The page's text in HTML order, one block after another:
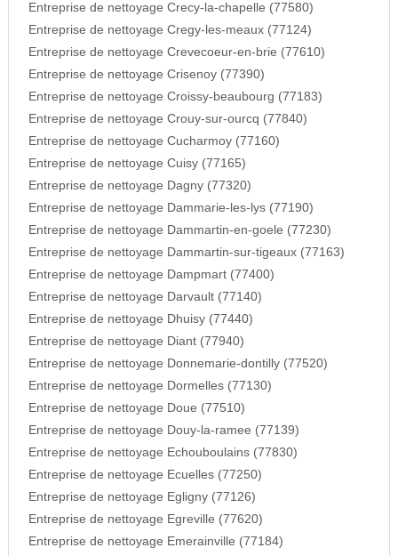
Entreprise de nettoyage Crecy-la-chapelle (77580)
Entreprise de nettoyage Cregy-les-meaux (77124)
Entreprise de nettoyage Crevecoeur-en-brie (77610)
Entreprise de nettoyage Crisenoy (77390)
Entreprise de nettoyage Croissy-beaubourg (77183)
Entreprise de nettoyage Crouy-sur-ourcq (77840)
Entreprise de nettoyage Cucharmoy (77160)
Entreprise de nettoyage Cuisy (77165)
Entreprise de nettoyage Dagny (77320)
Entreprise de nettoyage Dammarie-les-lys (77190)
Entreprise de nettoyage Dammartin-en-goele (77230)
Entreprise de nettoyage Dammartin-sur-tigeaux (77163)
Entreprise de nettoyage Dampmart (77400)
Entreprise de nettoyage Darvault (77140)
Entreprise de nettoyage Dhuisy (77440)
Entreprise de nettoyage Diant (77940)
Entreprise de nettoyage Donnemarie-dontilly (77520)
Entreprise de nettoyage Dormelles (77130)
Entreprise de nettoyage Doue (77510)
Entreprise de nettoyage Douy-la-ramee (77139)
Entreprise de nettoyage Echouboulains (77830)
Entreprise de nettoyage Ecuelles (77250)
Entreprise de nettoyage Egligny (77126)
Entreprise de nettoyage Egreville (77620)
Entreprise de nettoyage Emerainville (77184)